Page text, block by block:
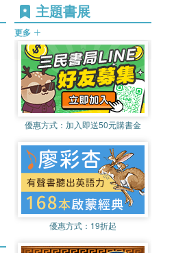
主題書展
更多
優惠方式： 加入即送50元購書金
優惠方式： 19折起